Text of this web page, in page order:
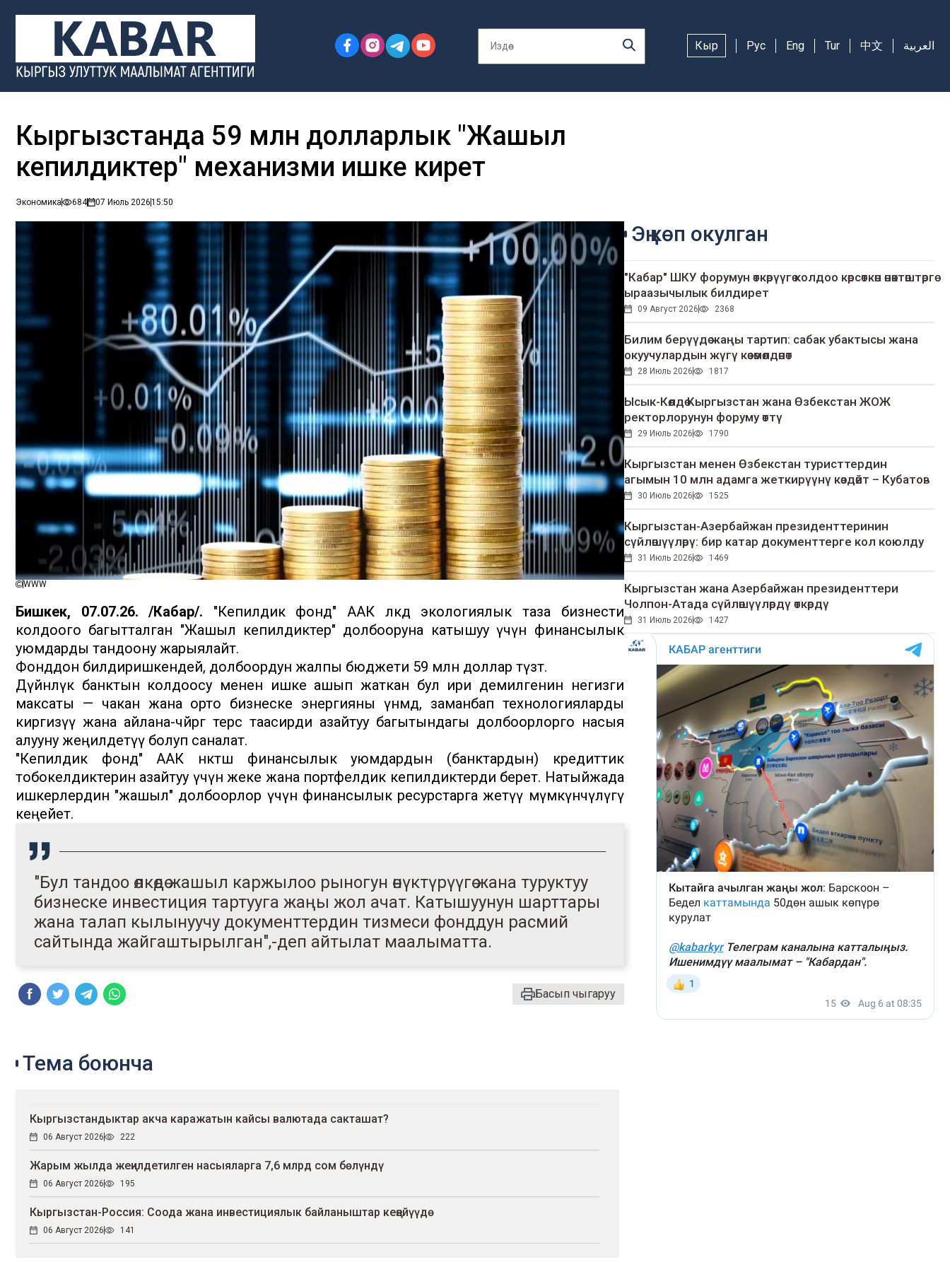
Кыр Рус Eng Tur 中文 العربية
Кыргызстанда 59 млн долларлык "Жашыл
кепилдиктер" механизми ишке кирет
Экономика 684 07 Июль 202615:50
WWW
Бишкек, 07.07.26. /Кабар/. "Кепилдик фонд" ААК өлкөдө экологиялык таза бизнести
колдоого багытталган "Жашыл кепилдиктер" долбооруна катышуу үчүн финансылык
уюмдарды тандоону жарыялайт.
Фонддон билдиришкендей, долбоордун жалпы бюджети 59 млн доллар түзөт.
Дүйнөлүк банктын колдоосу менен ишке ашып жаткан бул ири демилгенин негизги
максаты — чакан жана орто бизнеске энергияны үнөмдөө, заманбап технологияларды
киргизүү жана айлана-чөйрөгө терс таасирди азайтуу багытындагы долбоорлорго насыя
алууну жеңилдетүү болуп саналат.
"Кепилдик фонд" ААК өнөктөш финансылык уюмдардын (банктардын) кредиттик
тобокелдиктерин азайтуу үчүн жеке жана портфелдик кепилдиктерди берет. Натыйжада
ишкерлердин "жашыл" долбоорлор үчүн финансылык ресурстарга жетүү мүмкүнчүлүгү
кеңейет.
"Бул тандоо өлкөдө жашыл каржылоо рыногун өнүктүрүүгө жана туруктуу
бизнеске инвестиция тартууга жаңы жол ачат. Катышуунун шарттары
жана талап кылынуучу документтердин тизмеси фонддун расмий
сайтында жайгаштырылган",-деп айтылат маалыматта.
Басып чыгаруу
Эң көп окулган
"Кабар" ШКУ форумун өткөрүүгө колдоо көрсөткөн өнөктөштөргө
ыраазычылык билдирет
09 Август 2026 2368
Билим берүүдө жаңы тартип: сабак убактысы жана
окуучулардын жүгү көзөмөлдөнөт
28 Июль 2026 1817
Ысык-Көлдө Кыргызстан жана Өзбекстан ЖОЖ
ректорлорунун форуму өттү
29 Июль 2026 1790
Кыргызстан менен Өзбекстан туристтердин
агымын 10 млн адамга жеткирүүнү көздөйт – Кубатов
30 Июль 2026 1525
Кыргызстан-Азербайжан президенттеринин
сүйлөшүүлөрү: бир катар документтерге кол коюлду
31 Июль 2026 1469
Кыргызстан жана Азербайжан президенттери
Чолпон-Атада сүйлөшүүлөрдү өткөрдү
31 Июль 2026 1427
Тема боюнча
Кыргызстандыктар акча каражатын кайсы валютада сакташат?
06 Август 2026 222
Жарым жылда жеңилдетилген насыяларга 7,6 млрд сом бөлүндү
06 Август 2026 195
Кыргызстан-Россия: Соода жана инвестициялык байланыштар кеңейүүдө
06 Август 2026 141